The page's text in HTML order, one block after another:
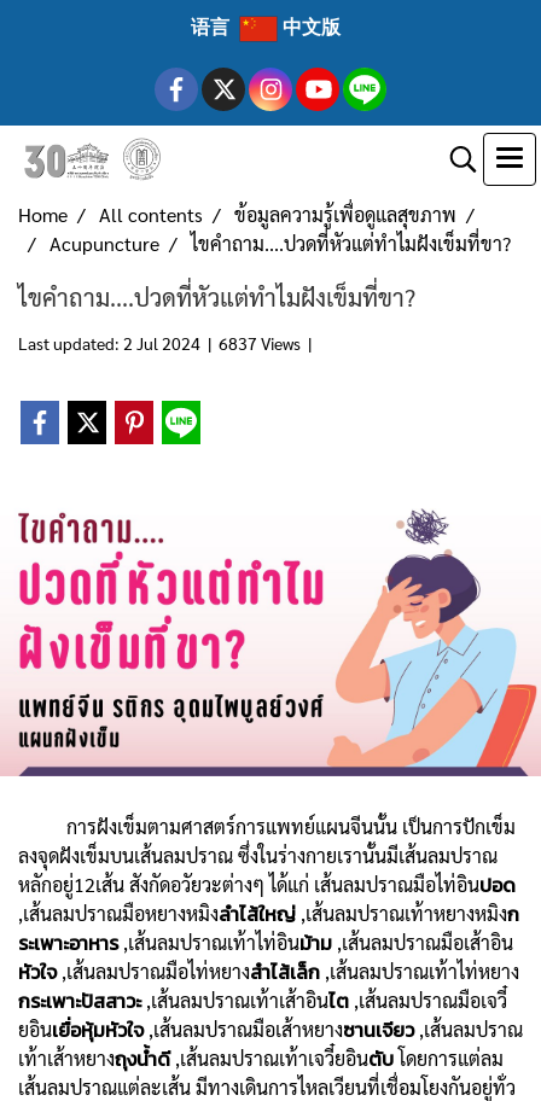
语言 中文版
Home All contents
ข้อมูลความรู้เพื่อดูแลสุขภาพ
Acupuncture
ไขคำถาม....ปวดที่หัวแต่ทำไมฝังเข็มที่ขา?
ไขคำถาม....ปวดที่หัวแต่ทำไมฝังเข็มที่ขา?
Last updated: 2 Jul 2024 | 6837 Views |
การฝังเข็มตามศาสตร์การแพทย์แผนจีนนั้น เป็นการปักเข็ม
ลงจุดฝังเข็มบนเส้นลมปราณ ซึ่งในร่างกายเรานั้นมีเส้นลมปราณ
หลักอยู่12เส้น สังกัดอวัยวะต่างๆ ได้แก่ เส้นลมปราณมือไท่อินปอด
,เส้นลมปราณมือหยางหมิงลำไส้ใหญ่ ,เส้นลมปราณเท้าหยางหมิงก
ระเพาะอาหาร,เส้นลมปราณเท้าไท่อินม้าม ,เส้นลมปราณมือเส้าอิน
หัวใจ,เส้นลมปราณมือไท่หยางสำไส้เล็ก ,เส้นลมปราณเท้าไท่หยาง
กระเพาะปัสสาวะ,เส้นลมปราณเท้าเส้าอินไต ,เส้นลมปราณมือเจวี๋
ยอินเยื่อหุ้มหัวใจ,เส้นลมปราณมือเส้าหยางซานเจียว,เส้นลมปราณ
เท้าเส้าหยางถุงน้ำดี,เส้นลมปราณเท้าเจวี๋ยอินตับโดยการแต่ลม
เส้นลมปราณแต่ละเส้น มีทางเดินการไหลเวียนที่เชื่อมโยงกันอยู่ทั่ว